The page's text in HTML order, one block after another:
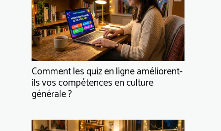
Comment les quiz en ligne améliorent-
ils vos compétences en culture
générale ?